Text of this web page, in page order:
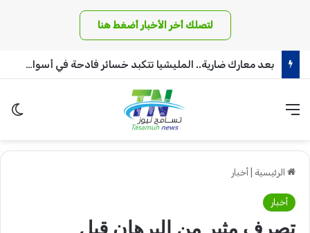
لتصلك أخر الأخبار أضغط هنا
بعد معارك ضارية.. المليشيا تتكبد خسائر فادحة في أسوار بئر سليبة بغرب دافور
القائمة
الرئيسية أخبار
أخبار
تصرف مثير من البرهان قبل